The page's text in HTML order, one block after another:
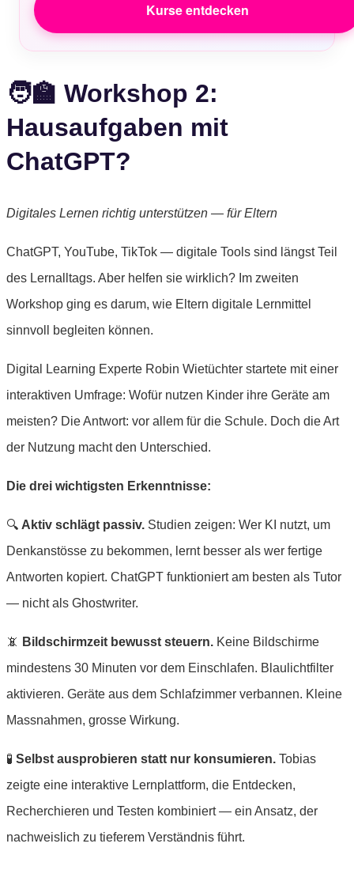
Kurse entdecken
🧑‍🏫 Workshop 2:
Hausaufgaben mit
ChatGPT?
Digitales Lernen richtig unterstützen — für Eltern
ChatGPT, YouTube, TikTok — digitale Tools sind längst Teil
des Lernalltags. Aber helfen sie wirklich? Im zweiten
Workshop ging es darum, wie Eltern digitale Lernmittel
sinnvoll begleiten können.
Digital Learning Experte Robin Wietüchter startete mit einer
interaktiven Umfrage: Wofür nutzen Kinder ihre Geräte am
meisten? Die Antwort: vor allem für die Schule. Doch die Art
der Nutzung macht den Unterschied.
Die drei wichtigsten Erkenntnisse:
🔍 Aktiv schlägt passiv. Studien zeigen: Wer KI nutzt, um
Denkanstösse zu bekommen, lernt besser als wer fertige
Antworten kopiert. ChatGPT funktioniert am besten als Tutor
— nicht als Ghostwriter.
📵 Bildschirmzeit bewusst steuern. Keine Bildschirme
mindestens 30 Minuten vor dem Einschlafen. Blaulichtfilter
aktivieren. Geräte aus dem Schlafzimmer verbannen. Kleine
Massnahmen, grosse Wirkung.
🧪 Selbst ausprobieren statt nur konsumieren. Tobias
zeigte eine interaktive Lernplattform, die Entdecken,
Recherchieren und Testen kombiniert — ein Ansatz, der
nachweislich zu tieferem Verständnis führt.